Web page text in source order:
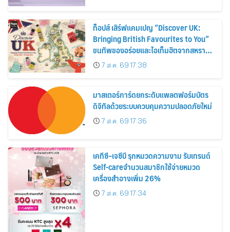
ท็อปส์ เสิร์ฟแคมเปญ “Discover UK:
Bringing British Favourites to You”
ขนทัพของอร่อยและไอเท็มฮิตจากสหราช
อาณาจักร ส่งตรงถึงมือตั้งแต่วันนี้ – 18
สิงหาคมนี้
7 ส.ค. 69 17:38
มาสเตอร์การ์ดยกระดับแพลตฟอร์มบัตร
ดิจิทัลด้วยระบบควบคุมความปลอดภัยใหม่
7 ส.ค. 69 17:36
เคทีซี–เจซีบี รุกหมวดความงาม รับเทรนด์
Self-careจำนวนสมาชิกใช้จ่ายหมวด
เครื่องสำอางเพิ่ม 26%
7 ส.ค. 69 17:34